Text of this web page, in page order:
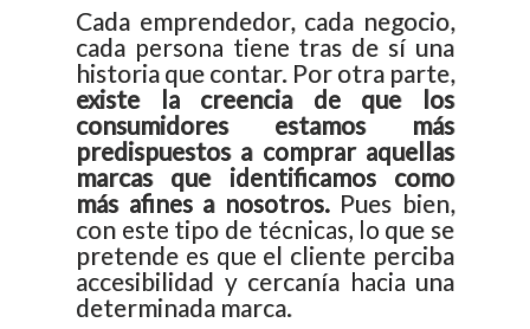
Cada emprendedor, cada negocio,
cada persona tiene tras de sí una
historia que contar. Por otra parte,
existe la creencia de que los
consumidores estamos más
predispuestos a comprar aquellas
marcas que identificamos como
más afines a nosotros.Pues bien,
con este tipo de técnicas, lo que se
pretende es que el cliente perciba
accesibilidad y cercanía hacia una
determinada marca.